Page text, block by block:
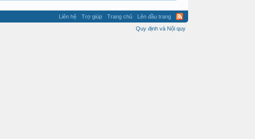
Liên hệ Trợ giúp Trang chủ
Lên đầu trang
Quy định và Nội quy